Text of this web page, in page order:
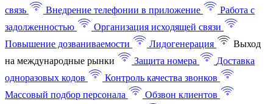
связь
Внедрение телефонии в приложение
Работа с
задолженностью
Организация исходящей связи
Повышение дозваниваемости
Лидогенерация
Выход
на международные рынки
Защита номера
Доставка
одноразовых кодов
Контроль качества звонков
Массовый подбор персонала
Обзвон клиентов